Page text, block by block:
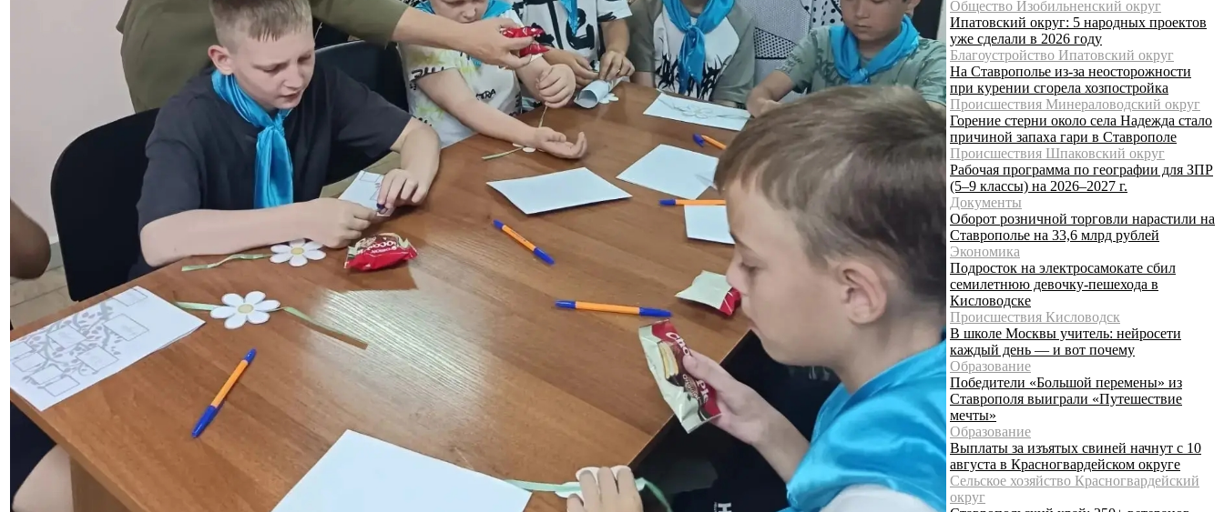
Общество Изобильненский округ
Ипатовский округ: 5 народных проектов
уже сделали в 2026 году
Благоустройство Ипатовский округ
На Ставрополье из-за неосторожности
при курении сгорела хозпостройка
Происшествия Минераловодский округ
Горение стерни около села Надежда стало
причиной запаха гари в Ставрополе
Происшествия Шпаковский округ
Рабочая программа по географии для ЗПР
(5–9 классы) на 2026–2027 г.
Документы
Оборот розничной торговли нарастили на
Ставрополье на 33,6 млрд рублей
Экономика
Подросток на электросамокате сбил
семилетнюю девочку-пешехода в
Кисловодске
Происшествия Кисловодск
В школе Москвы учитель: нейросети
каждый день — и вот почему
Образование
Победители «Большой перемены» из
Ставрополя выиграли «Путешествие
мечты»
Образование
Выплаты за изъятых свиней начнут с 10
августа в Красногвардейском округе
Сельское хозяйство Красногвардейский
округ